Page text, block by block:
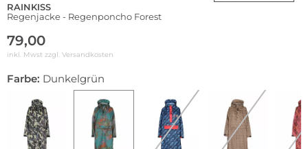
RAINKISS
Regenjacke - Regenponcho Forest
79,00
inkl. Mwst zzgl. Versandkosten
Farbe: Dunkelgrün